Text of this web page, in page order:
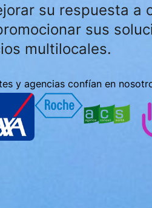
su respuesta a
sus
multilocales.
y agencias confían en